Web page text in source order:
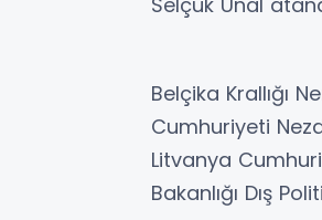
Belçika Krallığı
Cumhuriyeti
Litvanya
Bakanlığı Dış